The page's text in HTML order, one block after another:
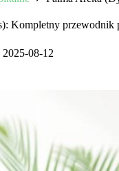
Kompletny przewodnik
2025-08-12